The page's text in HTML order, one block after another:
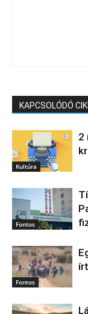
KAPCSOLÓDÓ
Kultúra
2
Fontos
Fontos